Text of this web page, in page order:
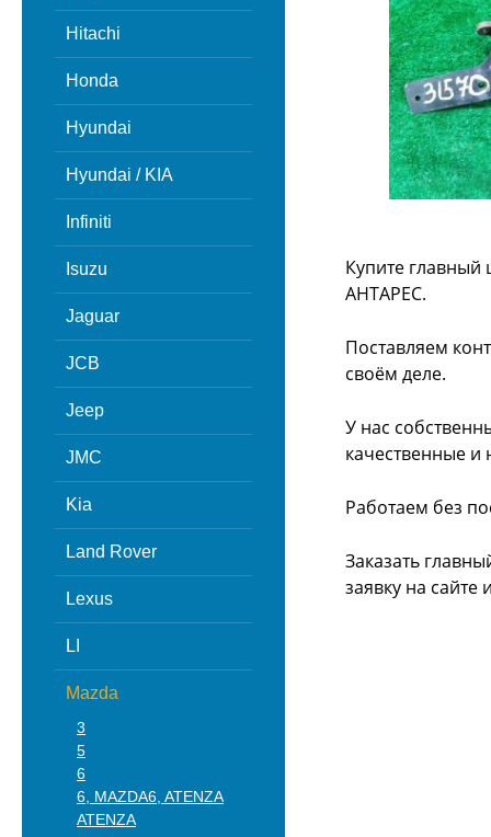
Hitachi
Honda
Hyundai
Hyundai / KIA
Infiniti
Isuzu
Jaguar
JCB
Jeep
JMC
Kia
Land Rover
Lexus
LI
Mazda
3
5
6
6, MAZDA6, ATENZA
ATENZA
Купите главный
АНТАРЕС.
Поставляем
своём деле.
У нас
качественные и
Работаем без
Заказать
заявку на сайте